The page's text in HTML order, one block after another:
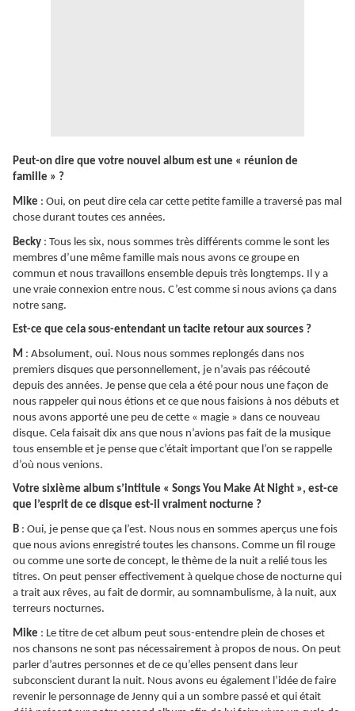
Peut-on dire que votre nouvel album est une « réunion de
famille » ?
Mike : Oui, on peut dire cela car cette petite famille a traversé pas mal
chose durant toutes ces années.
Becky : Tous les six, nous sommes très différents comme le sont les
membres d’une même famille mais nous avons ce groupe en
commun et nous travaillons ensemble depuis très longtemps. Il y a
une vraie connexion entre nous. C’est comme si nous avions ça dans
notre sang.
Est-ce que cela sous-entendant un tacite retour aux sources ?
M : Absolument, oui. Nous nous sommes replongés dans nos
premiers disques que personnellement, je n’avais pas réécouté
depuis des années. Je pense que cela a été pour nous une façon de
nous rappeler qui nous étions et ce que nous faisions à nos débuts et
nous avons apporté une peu de cette « magie » dans ce nouveau
disque. Cela faisait dix ans que nous n’avions pas fait de la musique
tous ensemble et je pense que c’était important que l’on se rappelle
d’où nous venions.
Votre sixième album s’intitule « Songs You Make At Night », est-ce
que l’esprit de ce disque est-il vraiment nocturne ?
B : Oui, je pense que ça l’est. Nous nous en sommes aperçus une fois
que nous avions enregistré toutes les chansons. Comme un fil rouge
ou comme une sorte de concept, le thème de la nuit a relié tous les
titres. On peut penser effectivement à quelque chose de nocturne qui
a trait aux rêves, au fait de dormir, au somnambulisme, à la nuit, aux
terreurs nocturnes.
Mike : Le titre de cet album peut sous-entendre plein de choses et
nos chansons ne sont pas nécessairement à propos de nous. On peut
parler d’autres personnes et de ce qu’elles pensent dans leur
subconscient durant la nuit. Nous avons eu également l’idée de faire
revenir le personnage de Jenny qui a un sombre passé et qui était